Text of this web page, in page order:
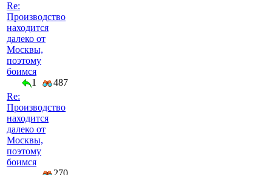
Re:
Производство
находится
далеко от
Москвы,
поэтому
боимся
1
487
Re:
Производство
находится
далеко от
Москвы,
поэтому
боимся
270